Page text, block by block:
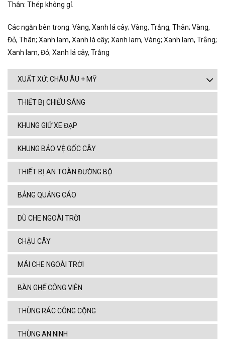
Thân: Thép không gỉ.
Các ngăn bên trong: Vàng, Xanh lá cây; Vàng, Trắng, Thân; Vàng,
Đỏ, Thân; Xanh lam, Xanh lá cây; Xanh lam, Vàng; Xanh lam, Trắng;
Xanh lam, Đỏ; Xanh lá cây, Trắng
XUẤT XỨ: CHÂU ÂU + MỸ
THIẾT BỊ CHIẾU SÁNG
KHUNG GIỮ XE ĐẠP
KHUNG BẢO VỆ GỐC CÂY
THIẾT BỊ AN TOÀN ĐƯỜNG BỘ
BẢNG QUẢNG CÁO
DÙ CHE NGOÀI TRỜI
CHẬU CÂY
MÁI CHE NGOÀI TRỜI
BÀN GHẾ CÔNG VIÊN
THÙNG RÁC CÔNG CỘNG
THÙNG AN NINH